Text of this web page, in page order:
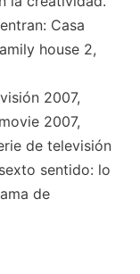
Casa
house 2,
2007,
2007,
de televisión
sentido: lo
de